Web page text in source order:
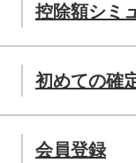
控除額シミ
初めての確
会員登録